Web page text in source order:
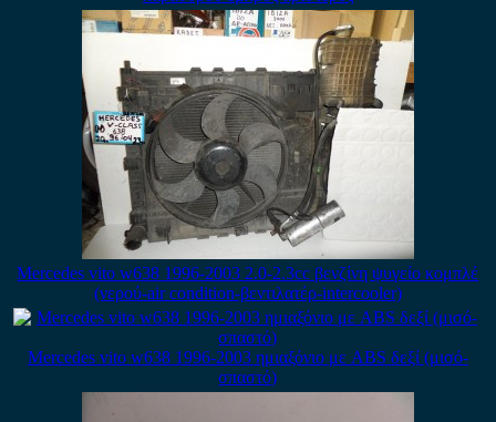
Mercedes vito w638 1996-2003 2.0-2.3cc βενζίνη ψυγείο κομπλέ
(νερού-air condition-βεντιλατέρ-intercooler)
Mercedes vito w638 1996-2003 ημιαξόνιο με ABS δεξί (μισό-
σπαστό)